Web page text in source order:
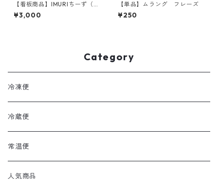
【看板商品】IMURIちーず（チ
ーズケーキ）
¥3,000
【単品】ムラング フレーズ
¥250
Category
冷凍便
冷蔵便
常温便
人気商品